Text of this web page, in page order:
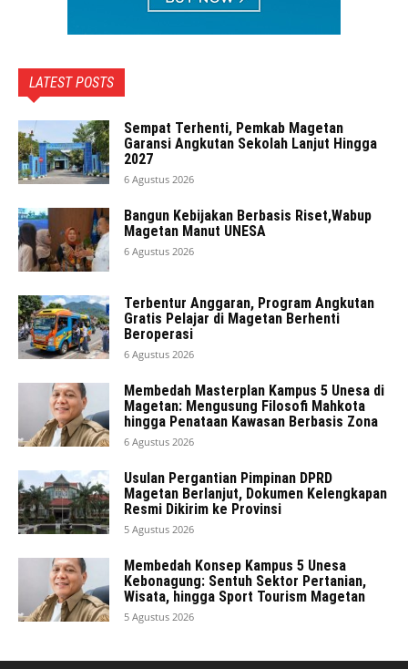
LATEST POSTS
Sempat Terhenti, Pemkab Magetan
Garansi Angkutan Sekolah Lanjut Hingga
2027
6 Agustus 2026
Bangun Kebijakan Berbasis Riset,Wabup
Magetan Manut UNESA
6 Agustus 2026
Terbentur Anggaran, Program Angkutan
Gratis Pelajar di Magetan Berhenti
Beroperasi
6 Agustus 2026
Membedah Masterplan Kampus 5 Unesa di
Magetan: Mengusung Filosofi Mahkota
hingga Penataan Kawasan Berbasis Zona
6 Agustus 2026
Usulan Pergantian Pimpinan DPRD
Magetan Berlanjut, Dokumen Kelengkapan
Resmi Dikirim ke Provinsi
5 Agustus 2026
Membedah Konsep Kampus 5 Unesa
Kebonagung: Sentuh Sektor Pertanian,
Wisata, hingga Sport Tourism Magetan
5 Agustus 2026